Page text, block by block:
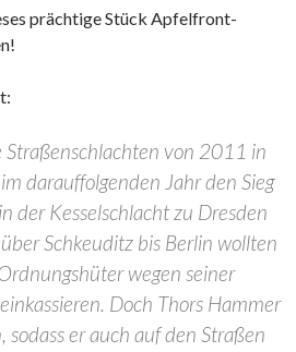
prächtige Stück Apfelfront-
Straßenschlachten von 2011 in
darauffolgenden Jahr den Sieg
der Kesselschlacht zu Dresden
Schkeuditz bis Berlin wollten
wegen seiner
Doch Thors Hammer
er auch auf den Straßen